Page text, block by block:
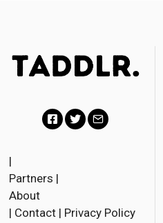
c
|
Partners |
About
| Contact | Privacy Policy